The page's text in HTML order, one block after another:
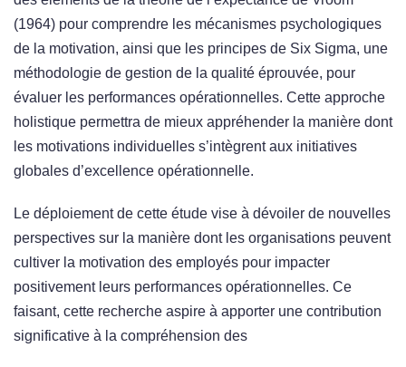
(1964) pour comprendre les mécanismes psychologiques
de la motivation, ainsi que les principes de Six Sigma, une
méthodologie de gestion de la qualité éprouvée, pour
évaluer les performances opérationnelles. Cette approche
holistique permettra de mieux appréhender la manière dont
les motivations individuelles s’intègrent aux initiatives
globales d’excellence opérationnelle.
Le déploiement de cette étude vise à dévoiler de nouvelles
perspectives sur la manière dont les organisations peuvent
cultiver la motivation des employés pour impacter
positivement leurs performances opérationnelles. Ce
faisant, cette recherche aspire à apporter une contribution
significative à la compréhension des